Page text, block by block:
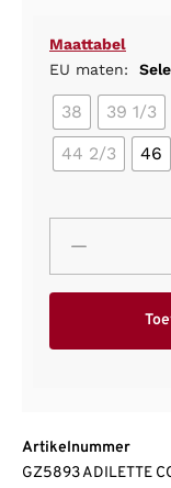
Maattabel
EU maten:
38 39 1/3
44 2/3
46
Artikelnummer
GZ5893 ADILETTE